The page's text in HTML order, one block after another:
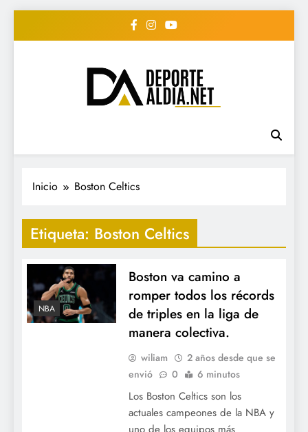
• DEPORTE AL DIA •
"Periodico Deportivo
Digital"
#deportealdiard #deportealdiaperiodico
Inicio Boston Celtics
Etiqueta: Boston Celtics
NBA
Boston va camino a
romper todos los récords
de triples en la liga de
manera colectiva.
wiliam
2 años desde que se
envió
0 6 minutos
Los Boston Celtics son los
actuales campeones de la NBA y